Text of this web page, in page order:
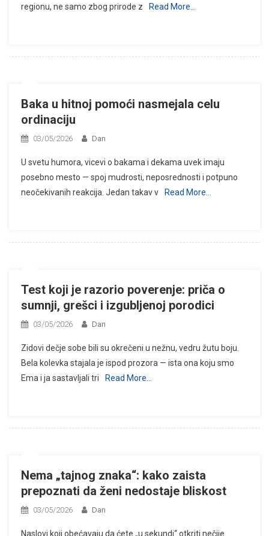
regionu, ne samo zbog prirode z
Read More…
Baka u hitnoj pomoći nasmejala celu
ordinaciju
03/05/2026 Dan
U svetu humora, vicevi o bakama i dekama uvek imaju
posebno mesto — spoj mudrosti, neposrednosti i potpuno
neočekivanih reakcija. Jedan takav v
Read More…
Test koji je razorio poverenje: priča o
sumnji, grešci i izgubljenoj porodici
03/05/2026 Dan
Zidovi dečje sobe bili su okrečeni u nežnu, vedru žutu boju.
Bela kolevka stajala je ispod prozora — ista ona koju smo
Ema i ja sastavljali tri
Read More…
Nema „tajnog znaka“: kako zaista
prepoznati da ženi nedostaje bliskost
03/05/2026 Dan
Naslovi koji obećavaju da ćete „u sekundi“ otkriti nečije